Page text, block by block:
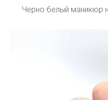
Черно белый маникюр